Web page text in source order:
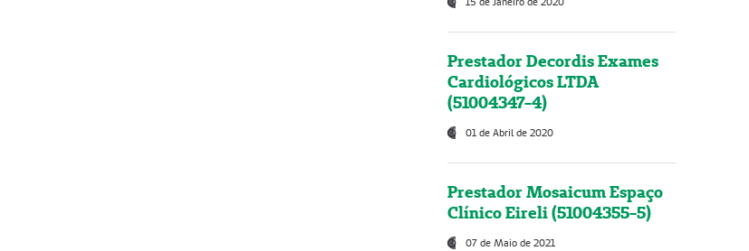
Prestador Decordis Exames
Cardiológicos LTDA
(51004347-4)
01 de Abril de 2020
Prestador Mosaicum Espaço
Clínico Eireli (51004355-5)
07 de Maio de 2021